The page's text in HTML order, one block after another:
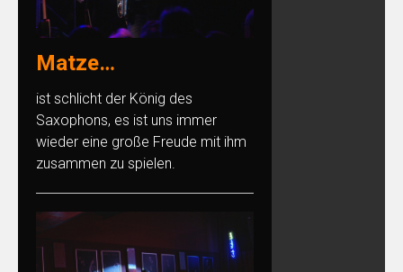
Matze…
ist schlicht der König des
Saxophons, es ist uns immer
wieder eine große Freude mit ihm
zusammen zu spielen.